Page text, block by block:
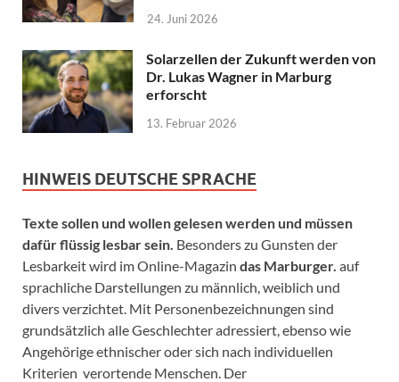
24. Juni 2026
Solarzellen der Zukunft werden von
Dr. Lukas Wagner in Marburg
erforscht
13. Februar 2026
HINWEIS DEUTSCHE SPRACHE
Texte sollen und wollen gelesen werden und müssen
dafür flüssig lesbar sein. Besonders zu Gunsten der
Lesbarkeit wird im Online-Magazin das Marburger. auf
sprachliche Darstellungen zu männlich, weiblich und
divers verzichtet. Mit Personenbezeichnungen sind
grundsätzlich alle Geschlechter adressiert, ebenso wie
Angehörige ethnischer oder sich nach individuellen
Kriterien verortende Menschen. Der